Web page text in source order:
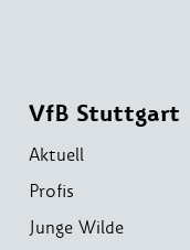
VfB Stuttgart
Aktuell
Profis
Junge Wilde